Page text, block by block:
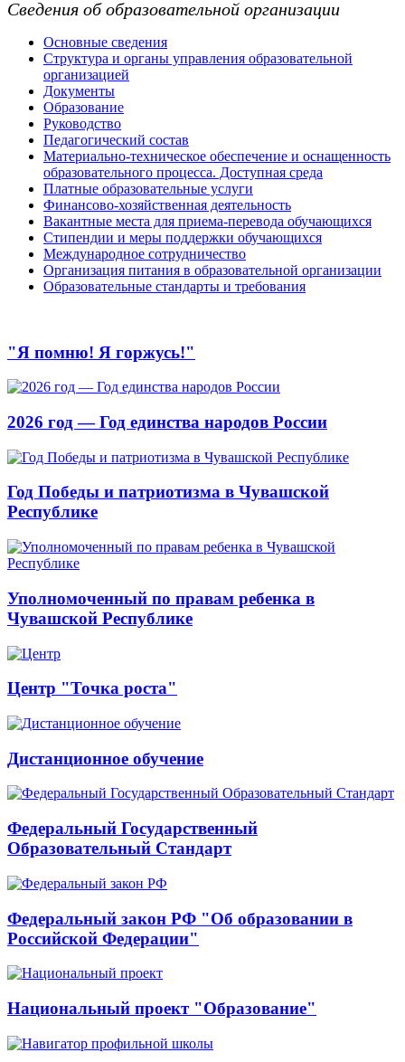
Сведения об образовательной организации
Основные сведения
Структура и органы управления образовательной
организацией
Документы
Образование
Руководство
Педагогический состав
Материально-техническое обеспечение и оснащенность
образовательного процесса. Доступная среда
Платные образовательные услуги
Финансово-хозяйственная деятельность
Вакантные места для приема-перевода обучающихся
Стипендии и меры поддержки обучающихся
Международное сотрудничество
Организация питания в образовательной организации
Образовательные стандарты и требования
"Я помню! Я горжусь!"
2026 год — Год единства народов России
Год Победы и патриотизма в Чувашской
Республике
Уполномоченный по правам ребенка в
Чувашской Республике
Центр "Точка роста"
Дистанционное обучение
Федеральный Государственный
Образовательный Стандарт
Федеральный закон РФ "Об образовании в
Российской Федерации"
Национальный проект "Образование"